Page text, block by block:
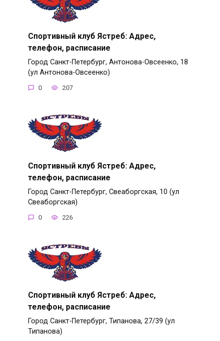
Спортивный клуб Ястреб: Адрес,
телефон, расписание
Город Санкт-Петербург, Антонова-Овсеенко, 18
(ул Антонова-Овсеенко)
0 207
Спортивный клуб Ястреб: Адрес,
телефон, расписание
Город Санкт-Петербург, Свеаборгская, 10 (ул
Свеаборгская)
0 226
Спортивный клуб Ястреб: Адрес,
телефон, расписание
Город Санкт-Петербург, Типанова, 27/39 (ул
Типанова)